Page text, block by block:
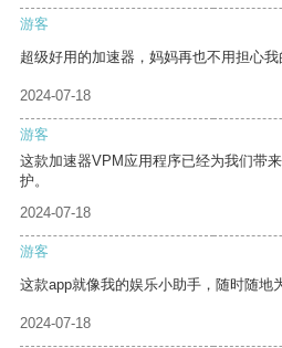
游客
超级好用的加速器，妈妈再也不用担心我
2024-07-18
游客
这款加速器VPM应用程序已经为我们带
护。
2024-07-18
游客
这款app就像我的娱乐小助手，随时随地
2024-07-18